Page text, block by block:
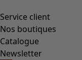
Service client
Nos boutiques
Catalogue
Newsletter